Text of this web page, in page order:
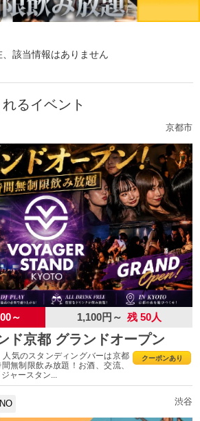
、該当情報はありません
るイベント
京都市
～ 1,100円～ 残 50人
ド京都 グランドオープン
クーポンあり
気のスタンディングバーは京都
無制限飲み放題！お酒、交流、
ャースタン...
渋谷